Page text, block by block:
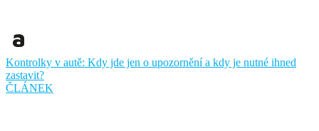
Kontrolky v autě: Kdy jde jen o upozornění a kdy je nutné ihned
zastavit?
ČLÁNEK